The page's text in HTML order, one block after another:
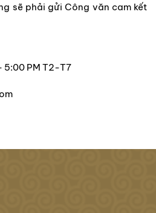
sẽ phải gửi Công văn cam kết
5:00 PM T2-T7